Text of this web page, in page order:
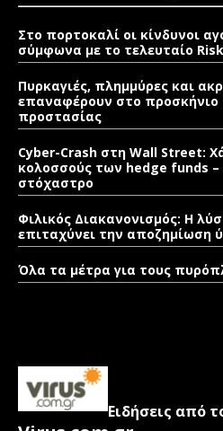
Στο πορτοκαλί οι κίνδυνοι
σύμφωνα με το τελευταίο
Πυρκαγιές, πλημμύρες και
επαναφέρουν στο προσκήνιο
προστασίας
Cyber-Crash στη Wall Street:
κολοσσούς των hedge funds –
στόχαστρο
Φιλικός Διακανονισμός: Η
επιταχύνει την αποζημίωση
Όλα τα μέτρα για τους
Ειδήσεις από